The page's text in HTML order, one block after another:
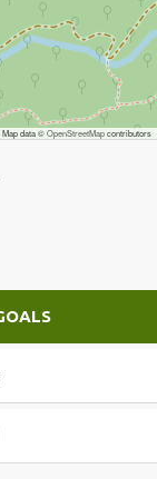
Map data ©OpenStreetMapcontributors